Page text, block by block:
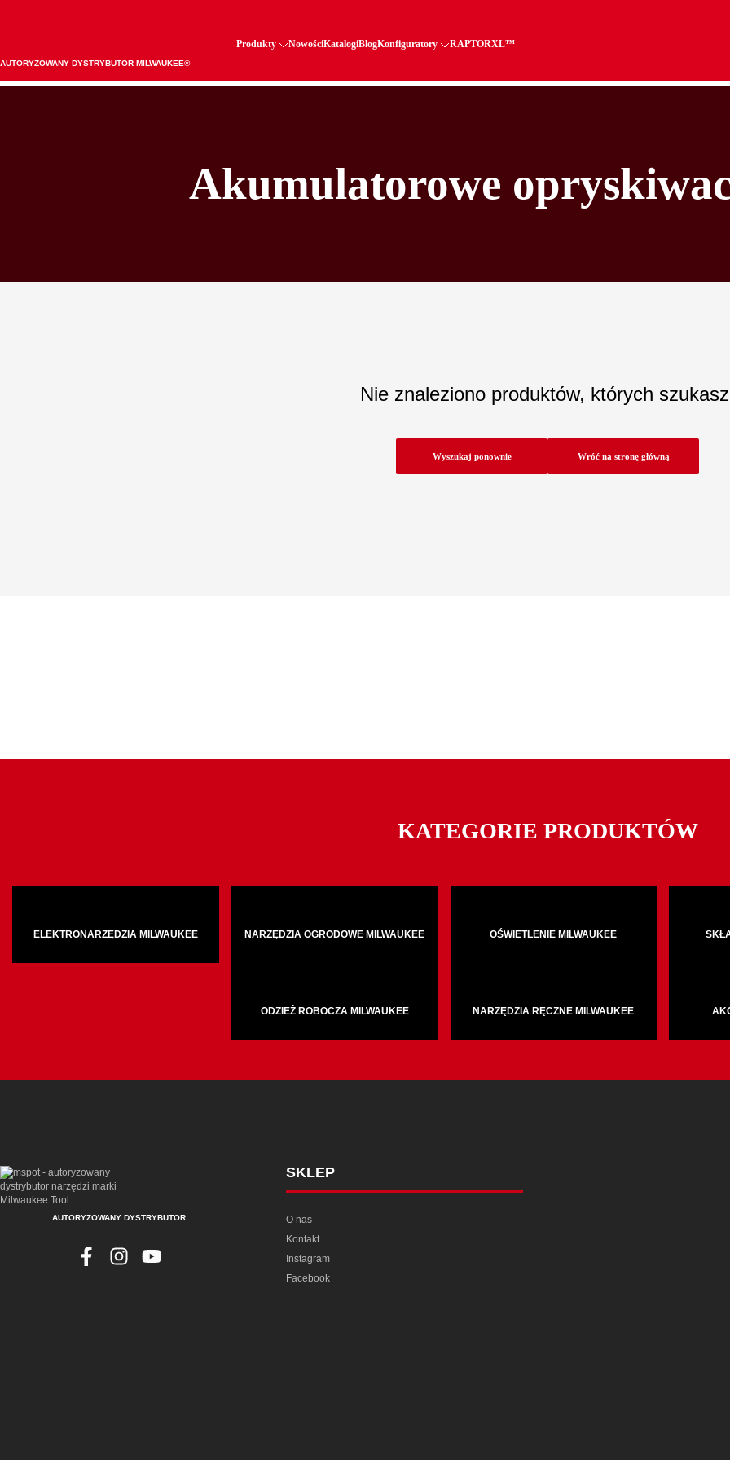
AUTORYZOWANY DYSTRYBUTOR MILWAUKEE®
Produkty NowościKatalogiBlogKonfiguratory RAPTORXL™
Akumulatorowe
Nie znaleziono produktów, których
Wyszukaj ponownie Wróć na stronę główną
KATEGORIE PRODUKTÓW
ELEKTRONARZĘDZIA MILWAUKEE NARZĘDZIA OGRODOWE MILWAUKEE OŚWIETLENIE MILWAUKEE
ODZIEŻ ROBOCZA MILWAUKEE NARZĘDZIA RĘCZNE MILWAUKEE
AUTORYZOWANY DYSTRYBUTOR
SKLEP
O nas
Kontakt
Instagram
Facebook